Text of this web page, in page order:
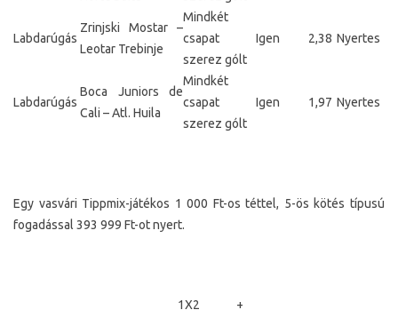
Labdarúgás
Zrinjski Mostar –
Leotar Trebinje
Mindkét
csapat
szerez gólt
Igen 2,38 Nyertes
Labdarúgás
Boca Juniors de
Cali – Atl. Huila
Mindkét
csapat
szerez gólt
Igen 1,97 Nyertes
Egy vasvári Tippmix-játékos 1 000 Ft-os téttel, 5-ös kötés típusú
fogadással 393 999 Ft-ot nyert.
1X2 +